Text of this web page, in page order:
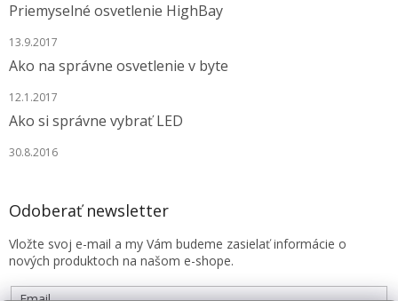
Priemyselné osvetlenie HighBay
13.9.2017
Ako na správne osvetlenie v byte
12.1.2017
Ako si správne vybrať LED
30.8.2016
Odoberať newsletter
Vložte svoj e-mail a my Vám budeme zasielať informácie o
nových produktoch na našom e-shope.